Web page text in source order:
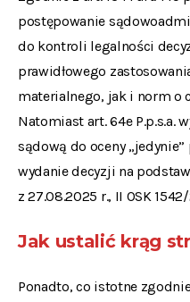
postępowanie
do kontroli legalności
prawidłowego
materialnego, jak i norm o
Natomiast art. 64e P.p.s.a.
sądową do oceny
wydanie decyzji na
z 27.08.2025 r., II OSK
Jak ustalić krąg
Ponadto, co istotne